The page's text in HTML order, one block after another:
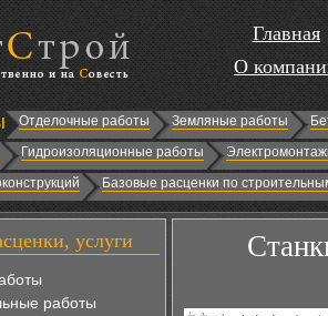
Главная
О
Отделочные работы Земляные работы
Гидроизоляционные работы
Базовые расценки по
услуги
работы